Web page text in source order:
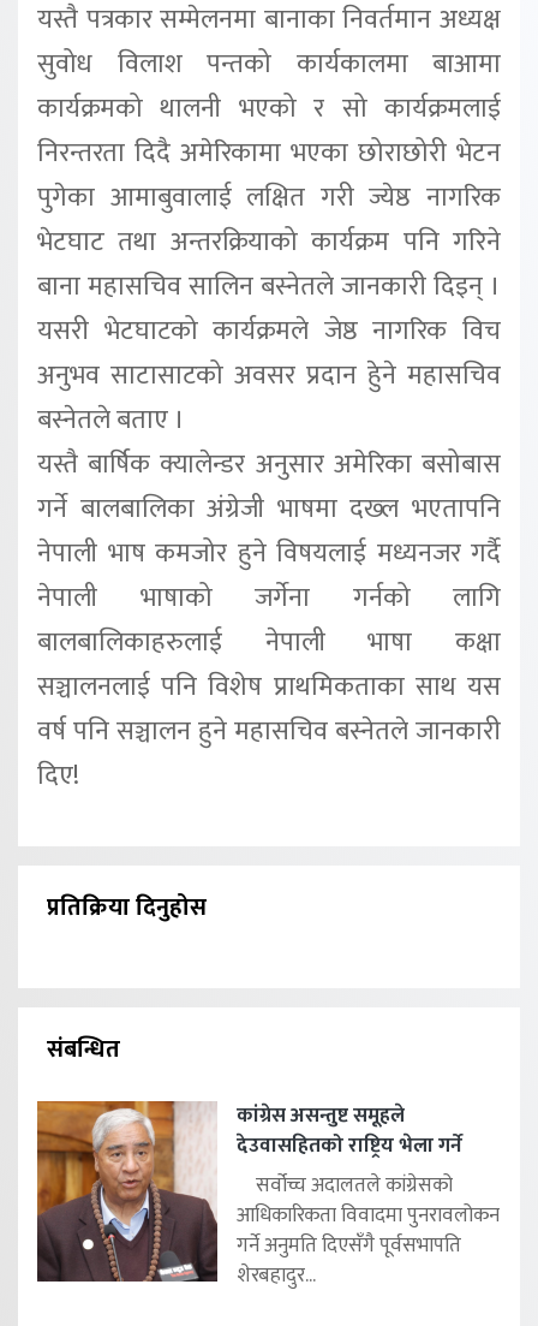
यस्तै पत्रकार सम्मेलनमा बानाका निवर्तमान अध्यक्ष
सुवोध विलाश पन्तको कार्यकालमा बाआमा
कार्यक्रमको थालनी भएको र सो कार्यक्रमलाई
निरन्तरता दिदै अमेरिकामा भएका छोराछोरी भेटन
पुगेका आमाबुवालाई लक्षित गरी ज्येष्ठ नागरिक
भेटघाट तथा अन्तरक्रियाको कार्यक्रम पनि गरिने
बाना महासचिव सालिन बस्नेतले जानकारी दिइन् ।
यसरी भेटघाटको कार्यक्रमले जेष्ठ नागरिक विच
अनुभव साटासाटको अवसर प्रदान हुेने महासचिव
बस्नेतले बताए ।
यस्तै बार्षिक क्यालेन्डर अनुसार अमेरिका बसोबास
गर्ने बालबालिका अंग्रेजी भाषमा दख्ल भएतापनि
नेपाली भाष कमजोर हुने विषयलाई मध्यनजर गर्दै
नेपाली भाषाको जर्गेना गर्नको लागि
बालबालिकाहरुलाई नेपाली भाषा कक्षा
सञ्चालनलाई पनि विशेष प्राथमिकताका साथ यस
वर्ष पनि सञ्चालन हुने महासचिव बस्नेतले जानकारी
दिए!
प्रतिक्रिया दिनुहोस
संबन्धित
कांग्रेस असन्तुष्ट समूहले
देउवासहितको राष्ट्रिय भेला गर्ने
सर्वोच्च अदालतले कांग्रेसको
आधिकारिकता विवादमा पुनरावलोकन
गर्ने अनुमति दिएसँगै पूर्वसभापति
शेरबहादुर...